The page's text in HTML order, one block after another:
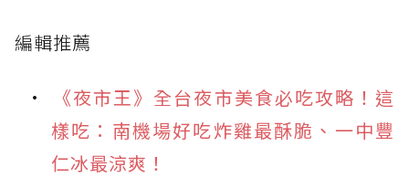
編輯推薦
《夜市王》全台夜市美食必吃攻略！這
樣吃：南機場好吃炸雞最酥脆、一中豐
仁冰最涼爽！